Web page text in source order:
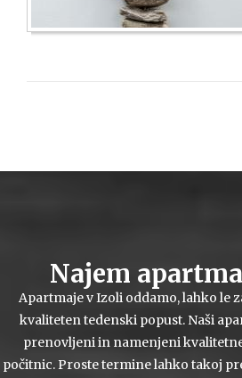
Najem
Apartmaje v Izoli oddamo, lahko le
kvaliteten tedenski popust. Naši
prenovljeni in namenjeni
počitnic. Proste termine lahko takoj